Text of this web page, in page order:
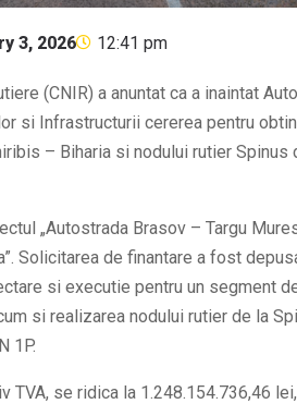
3, 2026 12:41 pm
(CNIR) a anuntat ca a inaintat
si Infrastructurii cererea pentru
– Biharia si nodului rutier Spinus
„Autostrada Brasov – Targu
Solicitarea de finantare a fost
si executie pentru un segment
si realizarea nodului rutier de la
1P.
TVA, se ridica la 1.248.154.736,46